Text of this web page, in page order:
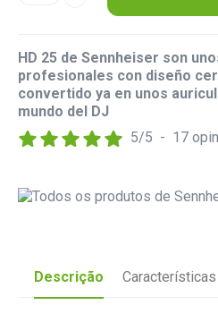
HD 25 de Sennheiser son
profesionales con diseño
convertido ya en unos
mundo del DJ
5/5 - 17
Descrição Características